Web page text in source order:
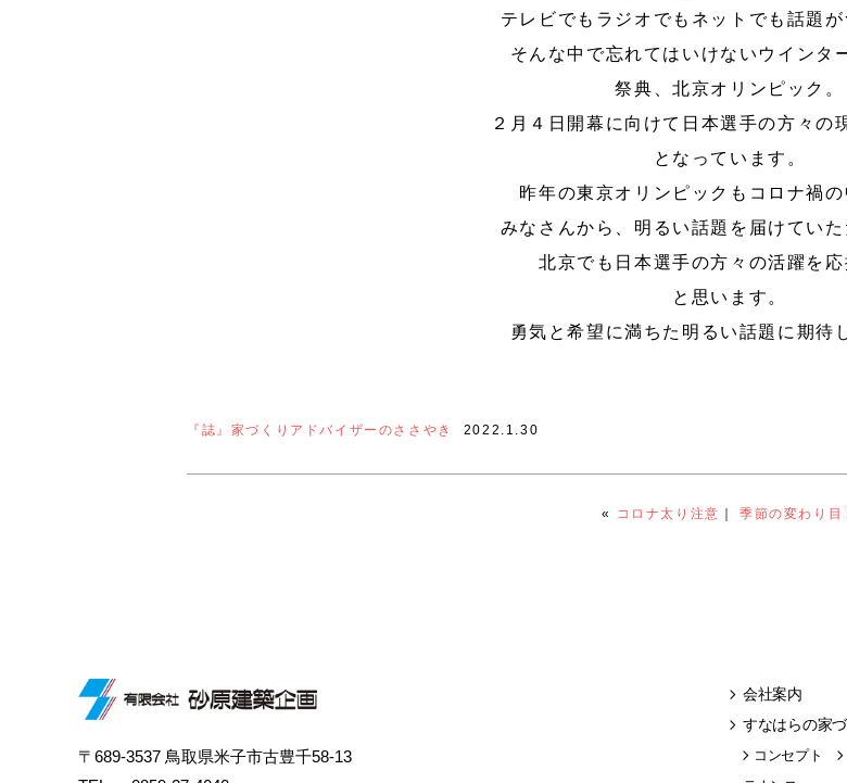
テレビでもラジオでもネットでも話題が
そんな中で忘れてはいけないウインタ
祭典、北京オリンピック。
２月４日開幕に向けて日本選手の方々の
となっています。
昨年の東京オリンピックもコロナ禍
みなさんから、明るい話題を届けていた
北京でも日本選手の方々の活躍を応
と思います。
勇気と希望に満ちた明るい話題に期待
『誌』家づくりアドバイザーのささやき 2022.1.30
« コロナ太り注意 ｜季節の変わり目
〒689-3537 鳥取県米子市古豊千58-13
会社案内
すなはらの家
コンセプト